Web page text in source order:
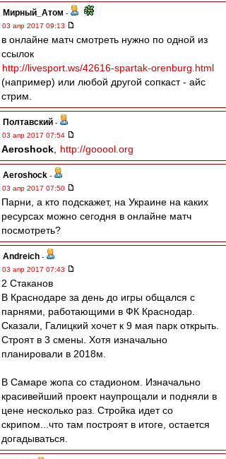
Мирный_Атом -
03 апр 2017 09:13
в онлайне матч смотреть нужно по одной из
ссылок
http://livesport.ws/42616-spartak-orenburg.html
(например) или любой другой сопкаст - айс
стрим.
Полтавский -
03 апр 2017 07:54
Aeroshock http://gooool.org
Aeroshock -
03 апр 2017 07:50
Парни, а кто подскажет, на Украине на каких
ресурсах можно сегодня в онлайне матч
посмотреть?
Andreich -
03 апр 2017 07:43
2 Стаканов
В Краснодаре за день до игры общался с
парнями, работающими в ФК Краснодар.
Сказали, Галицкий хочет к 9 мая парк открыть.
Строят в 3 смены. Хотя изначально
планировали в 2018м.
В Самаре жопа со стадионом. Изначально
красивейший проект наупрощали и подняли в
цене несколько раз. Стройка идет со
скрипом...что там построят в итоге, остается
догадываться.